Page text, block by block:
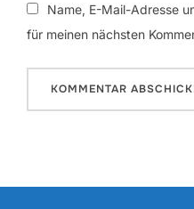
Name, E-Mail-Adresse
für meinen nächsten